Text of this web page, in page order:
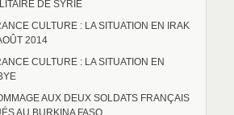
DE SYRIE
CULTURE : LA SITUATION EN IRAK
2014
CULTURE : LA SITUATION EN
AUX DEUX SOLDATS FRANÇAIS
AU BURKINA FASO